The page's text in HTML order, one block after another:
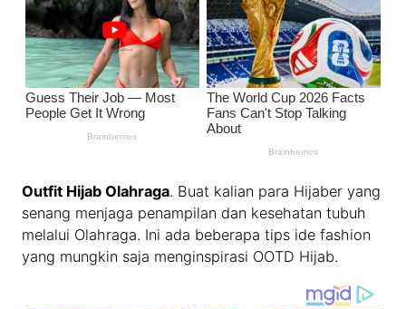
Outfit Hijab Olahraga. Buat kalian para Hijaber yang
senang menjaga penampilan dan kesehatan tubuh
melalui Olahraga. Ini ada beberapa tips ide fashion
yang mungkin saja menginspirasi OOTD Hijab.